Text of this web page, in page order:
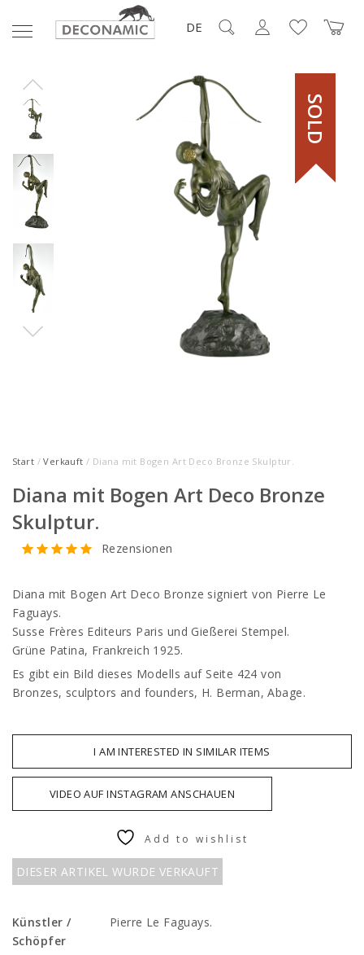
DE
SOLD
Start /Verkauft / Diana mit Bogen Art Deco Bronze Skulptur.
Diana mit Bogen Art Deco Bronze
Skulptur.
Rezensionen
Diana mit Bogen Art Deco Bronze signiert von Pierre Le
Faguays.
Susse Frères Editeurs Paris und Gießerei Stempel.
Grüne Patina, Frankreich 1925.
Es gibt ein Bild dieses Modells auf Seite 424 von
Bronzes, sculptors and founders, H. Berman, Abage.
I AM INTERESTED IN SIMILAR ITEMS
DIESER ARTIKEL WURDE VERKAUFT
VIDEO AUF INSTAGRAM ANSCHAUEN
Add to wishlist
Künstler /
Schöpfer
Pierre Le Faguays.